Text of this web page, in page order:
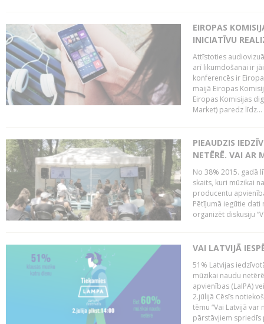
EIROPAS
INICIATĪVU
Attīstoties
arī likumdošanai ir
konferencēs ir
maijā Eiropas
Eiropas Komisijas
Market) paredz līdz...
PIEAUDZIS
NETĒRĒ. VAI AR
No 38% 2015. gadā
skaits, kuri mūzikai
producentu
Pētījumā iegūtie dati
organizēt diskusiju
VAI LATVIJĀ
51% Latvijas
mūzikai naudu
apvienības (LaIPA)
2.jūlijā Cēsīs
tēmu “Vai Latvijā
pārstāvjiem spriedīs